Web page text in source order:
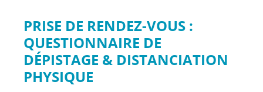
PRISE DE RENDEZ-VOUS :
QUESTIONNAIRE DE
DÉPISTAGE & DISTANCIATION
PHYSIQUE